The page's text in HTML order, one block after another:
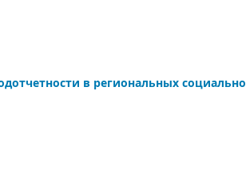
в региональных социально